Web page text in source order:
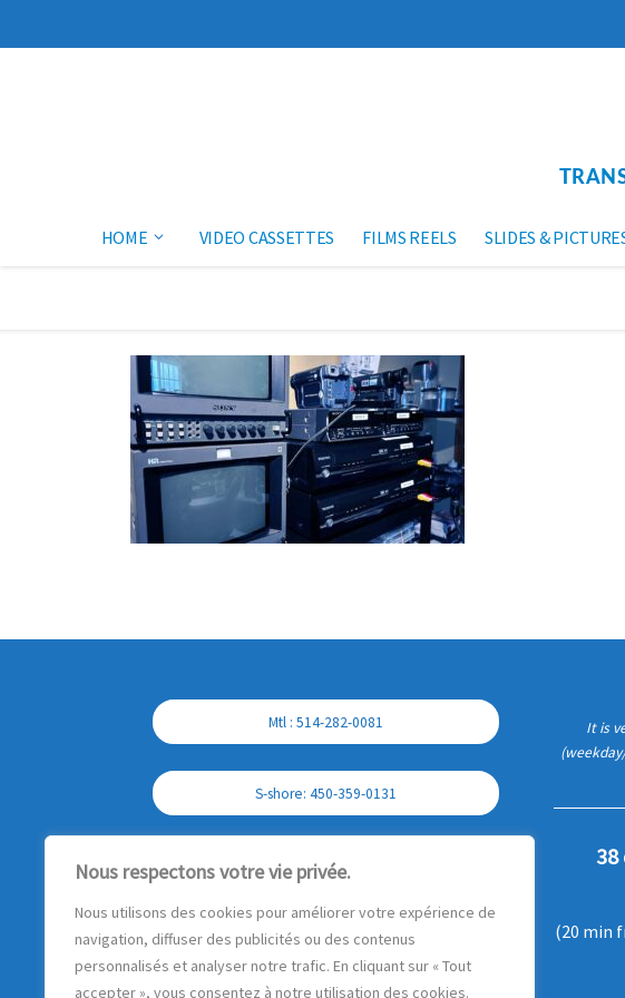
Nous respectons votre vie privée.
Nous utilisons des cookies pour améliorer votre expérience de
navigation, diffuser des publicités ou des contenus
personnalisés et analyser notre trafic. En cliquant sur « Tout
accepter », vous consentez à notre utilisation des cookies.
HOME VIDEO CASSETTES FILMS REELS SLIDES &
Mtl : 514-282-0081
S-shore: 450-359-0131
Cell : 450-357-7897
It is
(20 min